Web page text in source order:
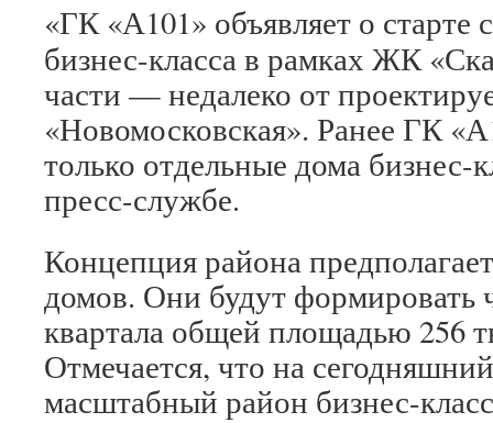
«ГК «А101» объявляет о старте
бизнес-класса в рамках ЖК
части — недалеко от
«Новомосковская». Ранее ГК
только отдельные дома бизнес-
пресс-службе.
Концепция района
домов. Они будут формировать
квартала общей площадью 256
Отмечается, что на
масштабный район бизнес-